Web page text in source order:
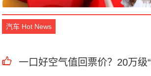
汽车 Hot News
一口好空气值回票价？20万级